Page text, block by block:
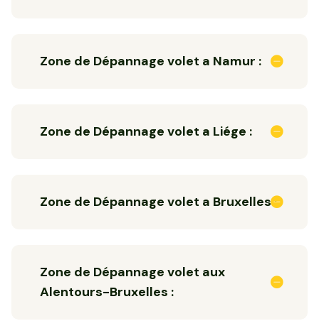
Zone de Dépannage volet a Namur :
Zone de Dépannage volet a Liége :
Zone de Dépannage volet a Bruxelles :
Zone de Dépannage volet aux
Alentours-Bruxelles :